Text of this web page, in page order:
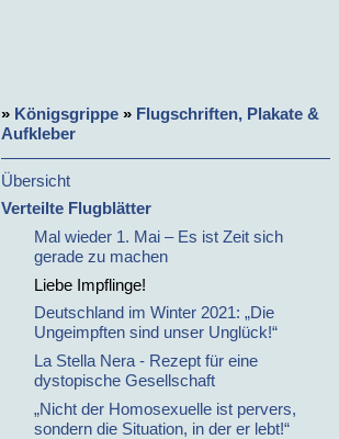
» Königsgrippe » Flugschriften, Plakate &
Aufkleber
Übersicht
Verteilte Flugblätter
Mal wieder 1. Mai – Es ist Zeit sich
gerade zu machen
Liebe Impflinge!
Deutschland im Winter 2021: „Die
Ungeimpften sind unser Unglück!“
La Stella Nera - Rezept für eine
dystopische Gesellschaft
„Nicht der Homosexuelle ist pervers,
sondern die Situation, in der er lebt!“